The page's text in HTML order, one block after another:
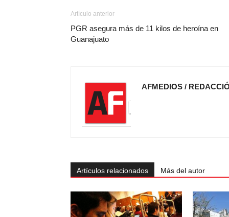
Artículo anterior
PGR asegura más de 11 kilos de heroína en
Guanajuato
AFMEDIOS /
Artículos relacionados Más del autor